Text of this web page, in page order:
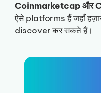
Coinmarketcap और
ऐसे platforms हैं जहाँ
discover कर सकते हैं।